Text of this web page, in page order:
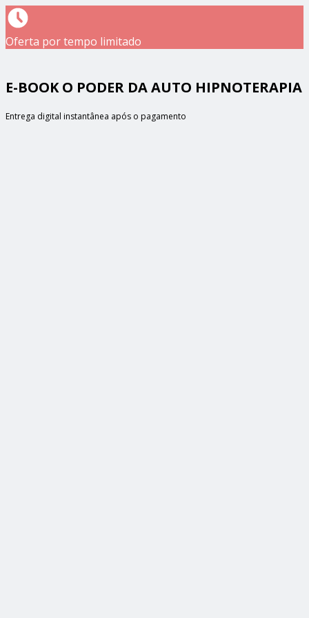
Oferta por tempo limitado
E-BOOK O PODER DA AUTO HIPNOTERAPIA
Entrega digital instantânea após o pagamento